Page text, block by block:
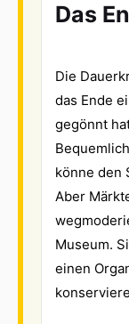
Das
Die
das Ende
gegönnt
könne den
Aber
Museum.
einen